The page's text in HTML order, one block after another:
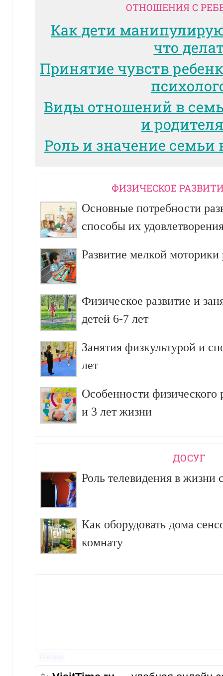
ОТНОШЕНИЯ С
Как дети
что
Принятие чувств
Виды отношений в
и
Роль и значение семьи
ФИЗИЧЕСКОЕ
Основные потребности
способы их
Развитие мелкой моторики
Физическое развитие и
детей 6-7 лет
Занятия физкультурой и
лет
Особенности физического
и 3 лет жизни
ДОСУГ
Роль телевидения в жизни
Как оборудовать дома
комнату